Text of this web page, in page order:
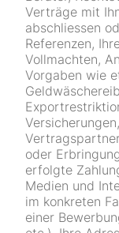
Verträge mit
abschliessen
Referenzen,
Vollmachten,
Vorgaben wie
oder
erfolgte
Medien und
im konkreten
einer